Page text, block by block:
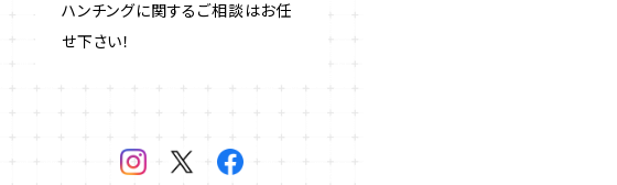
ハンチングに関するご相談はお任
せ下さい！